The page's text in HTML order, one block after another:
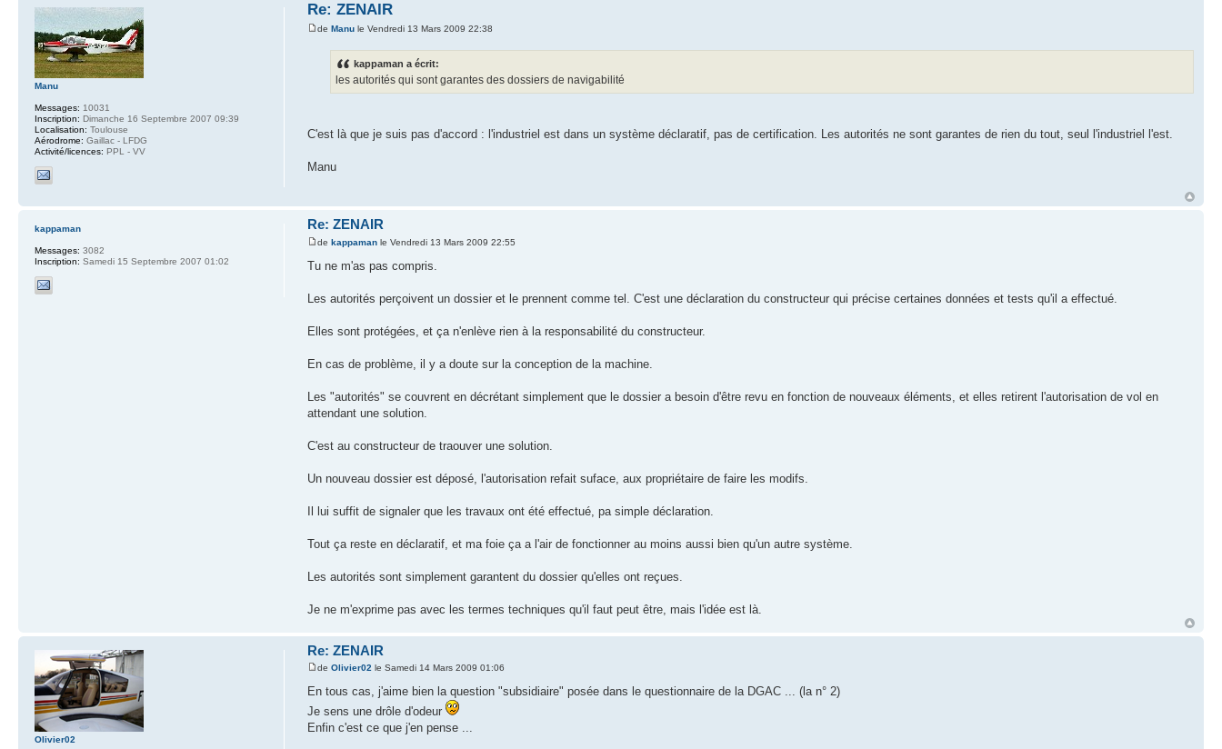
Re: ZENAIR
deManu le Vendredi 13 Mars 2009 22:38
kappaman a écrit:
les autorités qui sont garantes des dossiers de navigabilité
C'est là que je suis pas d'accord : l'industriel est dans un système déclaratif, pas de certification. Les autorités ne sont garantes de rien du tout, seul l'industriel l'est.
Manu
Manu
Messages: 10031
Inscription: Dimanche 16 Septembre 2007 09:39
Localisation: Toulouse
Aérodrome: Gaillac - LFDG
Activité/licences: PPL - VV
Re: ZENAIR
dekappaman le Vendredi 13 Mars 2009 22:55
Tu ne m'as pas compris.
Les autorités perçoivent un dossier et le prennent comme tel. C'est une déclaration du constructeur qui précise certaines données et tests qu'il a effectué.
Elles sont protégées, et ça n'enlève rien à la responsabilité du constructeur.
En cas de problème, il y a doute sur la conception de la machine.
Les "autorités" se couvrent en décrétant simplement que le dossier a besoin d'être revu en fonction de nouveaux éléments, et elles retirent l'autorisation de vol en
attendant une solution.
C'est au constructeur de traouver une solution.
Un nouveau dossier est déposé, l'autorisation refait suface, aux propriétaire de faire les modifs.
Il lui suffit de signaler que les travaux ont été effectué, pa simple déclaration.
Tout ça reste en déclaratif, et ma foie ça a l'air de fonctionner au moins aussi bien qu'un autre système.
Les autorités sont simplement garantent du dossier qu'elles ont reçues.
Je ne m'exprime pas avec les termes techniques qu'il faut peut être, mais l'idée est là.
kappaman
Messages: 3082
Inscription: Samedi 15 Septembre 2007 01:02
Re: ZENAIR
deOlivier02 le Samedi 14 Mars 2009 01:06
En tous cas, j'aime bien la question "subsidiaire" posée dans le questionnaire de la DGAC ... (la n° 2)
Je sens une drôle d'odeur
Enfin c'est ce que j'en pense ...
Olivier02